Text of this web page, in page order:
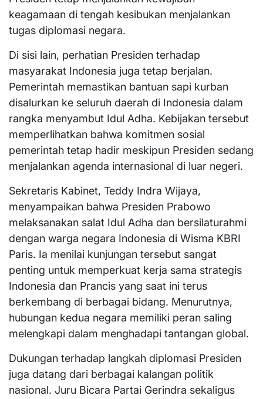
keagamaan di tengah kesibukan menjalankan
tugas diplomasi negara.
Di sisi lain, perhatian Presiden terhadap
masyarakat Indonesia juga tetap berjalan.
Pemerintah memastikan bantuan sapi kurban
disalurkan ke seluruh daerah di Indonesia dalam
rangka menyambut Idul Adha. Kebijakan tersebut
memperlihatkan bahwa komitmen sosial
pemerintah tetap hadir meskipun Presiden sedang
menjalankan agenda internasional di luar negeri.
Sekretaris Kabinet, Teddy Indra Wijaya,
menyampaikan bahwa Presiden Prabowo
melaksanakan salat Idul Adha dan bersilaturahmi
dengan warga negara Indonesia di Wisma KBRI
Paris. Ia menilai kunjungan tersebut sangat
penting untuk memperkuat kerja sama strategis
Indonesia dan Prancis yang saat ini terus
berkembang di berbagai bidang. Menurutnya,
hubungan kedua negara memiliki peran saling
melengkapi dalam menghadapi tantangan global.
Dukungan terhadap langkah diplomasi Presiden
juga datang dari berbagai kalangan politik
nasional. Juru Bicara Partai Gerindra sekaligus